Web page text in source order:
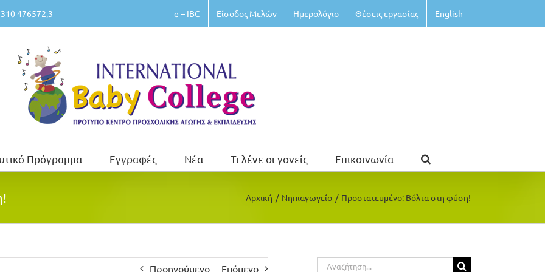
476572,3 e – IBC Είσοδος Μελών Ημερολόγιο Θέσεις εργασίας English
Πρόγραμμα Εγγραφές Νέα Τι λένε οι γονείς Επικοινωνία
Αρχική / Νηπιαγωγείο / Πρoστατευμένο: Βόλτα στη φύση!
Προηγούμενο Επόμενο
Αναζήτηση